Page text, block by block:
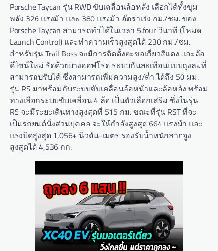
Porsche Taycan รุ่น RWD ขับเคลื่อนล้อหลัง เลือกได้ทั้งขุม
พลัง 326 แรงม้า และ 380 แรงม้า อัตราเร่ง กม./ชม. ของ
Porsche Taycan สามารถทำได้ในเวลา 5.four วินาที (โหมด
Launch Control) และทำความเร็วสูงสุดได้ 230 กม./ชม.
สำหรับรุ่น Trail Boss จะมีการติดตั้งตะขอเกี่ยวสีแดง และล้อ
ดีไซน์ใหม่ รัดด้วยยางออฟโรด ระบบกันสะเทือนแบบถุงลมที่
สามารถปรับได้ ซึ่งสามารถเพิ่มความสูง/ต่ำ ได้ถึง 50 มม.
รุ่น RS มาพร้อมกับระบบขับเคลื่อนล้อหน้าและล้อหลัง พร้อม
ทางเลือกระบบขับเคลื่อน 4 ล้อ เป็นตัวเลือกเสริม ซึ่งในรุ่น
RS จะมีระยะเดินทางสูงสุดที่ 515 กม. ขณะที่รุ่น RST ที่จะ
เป็นรถยนต์นั่งส่วนบุคคล จะให้กำลังสูงสุด 664 แรงม้า และ
แรงบิดสูงสุด 1,056+ นิวตัน-เมตร รองรับน้ำหนักลากจูง
สูงสุดได้ 4,536 กก.